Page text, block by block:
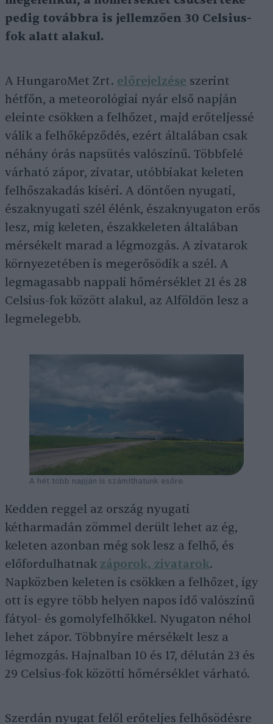
pedig továbbra is jellemzően 30 Celsius-
fok alatt alakul.
A HungaroMet Zrt. előrejelzése szerint
hétfőn, a meteorológiai nyár első napján
eleinte csökken a felhőzet, majd erőteljessé
válik a felhőképződés, ezért általában csak
néhány órás napsütés valószínű. Többfelé
várható zápor, zivatar, utóbbiakat keleten
felhőszakadás kíséri. A döntően nyugati,
északnyugati szél élénk, északnyugaton erős
lesz, míg keleten, északkeleten általában
mérsékelt marad a légmozgás. A zivatarok
környezetében is megerősödik a szél. A
legmagasabb nappali hőmérséklet 21 és 28
Celsius-fok között alakul, az Alföldön lesz a
legmelegebb.
A hét több napján is számíthatunk esőre.
Kedden reggel az ország nyugati
kétharmadán zömmel derült lehet az ég,
keleten azonban még sok lesz a felhő, és
előfordulhatnak záporok, zivatarok.
Napközben keleten is csökken a felhőzet, így
ott is egyre több helyen napos idő valószínű
fátyol- és gomolyfelhőkkel. Nyugaton néhol
lehet zápor. Többnyire mérsékelt lesz a
légmozgás. Hajnalban 10 és 17, délután 23 és
29 Celsius-fok közötti hőmérséklet várható.
Szerdán nyugat felől erőteljes felhősödésre